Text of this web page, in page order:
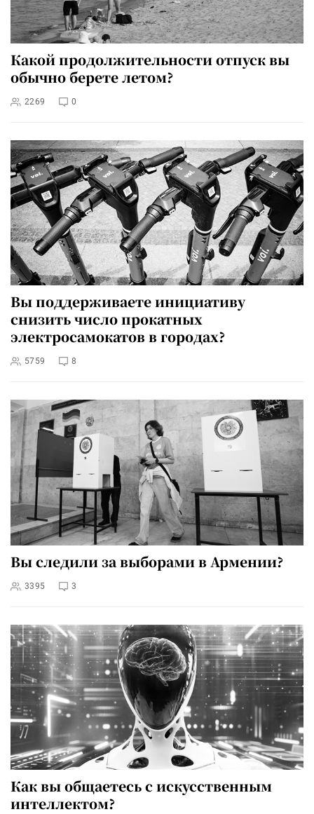
Какой продолжительности отпуск вы
обычно берете летом?
2269 0
Вы поддерживаете инициативу
снизить число прокатных
электросамокатов в городах?
5759 8
Вы следили за выборами в Армении?
3395 3
Как вы общаетесь с искусственным
интеллектом?